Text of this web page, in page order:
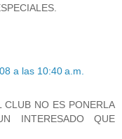
a las 10:40 a.m.
CLUB NO ES PONERLA
INTERESADO QUE